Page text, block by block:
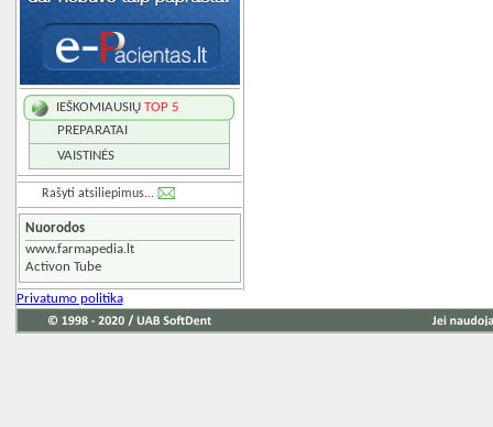
IEŠKOMIAUSIŲ TOP 5
PREPARATAI
VAISTINĖS
Rašyti atsiliepimus...
Nuorodos
www.farmapedia.lt
Activon Tube
Privatumo politika